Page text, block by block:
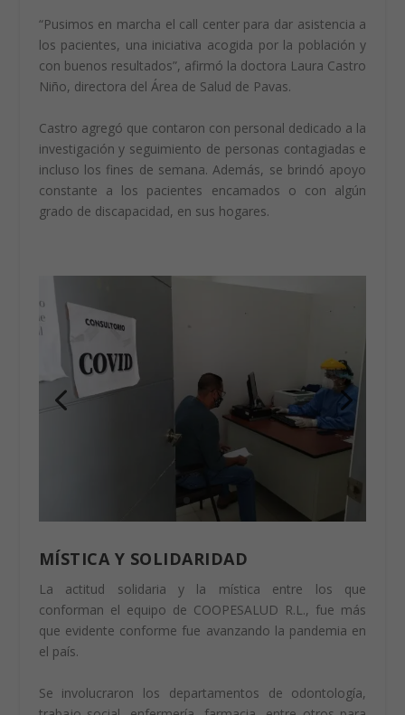
“Pusimos en marcha el call center para dar asistencia a
los pacientes, una iniciativa acogida por la población y
con buenos resultados”, afirmó la doctora Laura Castro
Niño, directora del Área de Salud de Pavas.
Castro agregó que contaron con personal dedicado a la
investigación y seguimiento de personas contagiadas e
incluso los fines de semana. Además, se brindó apoyo
constante a los pacientes encamados o con algún
grado de discapacidad, en sus hogares.
MÍSTICA Y SOLIDARIDAD
La actitud solidaria y la mística entre los que
conforman el equipo de COOPESALUD R.L., fue más
que evidente conforme fue avanzando la pandemia en
el país.
Se involucraron los departamentos de odontología,